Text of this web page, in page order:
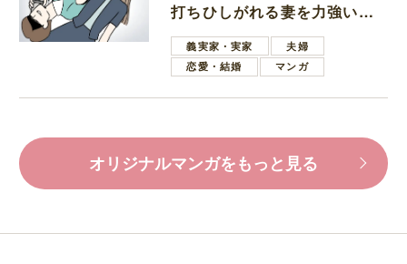
打ちひしがれる妻を力強い言
葉で励ます夫
義実家・実家
夫婦
恋愛・結婚
マンガ
オリジナルマンガをもっと見る